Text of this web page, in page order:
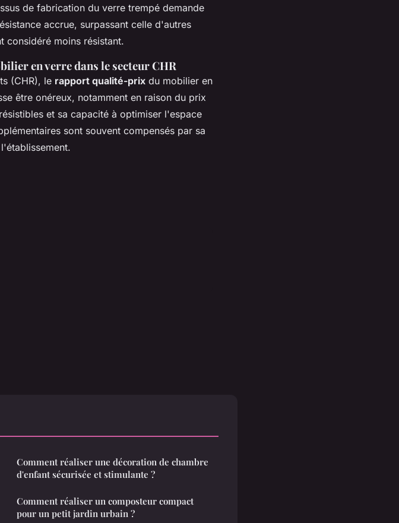
de fabrication du verre trempé demande
accrue, surpassant celle d'autres
considéré moins résistant.
en verre dans le secteur CHR
(CHR), le rapport qualité-prix du mobilier en
être onéreux, notamment en raison du prix
et sa capacité à optimiser l'espace
sont souvent compensés par sa
Comment réaliser une décoration de chambre
d'enfant sécurisée et stimulante ?
Comment réaliser un composteur compact
pour un petit jardin urbain ?